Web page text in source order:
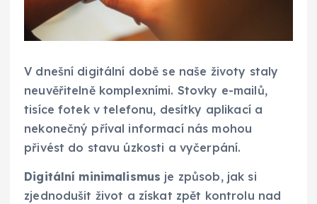
V dnešní digitální době se naše životy staly
neuvěřitelně komplexními. Stovky e-mailů,
tisíce fotek v telefonu, desítky aplikací a
nekonečný příval informací nás mohou
přivést do stavu úzkosti a vyčerpání.
Digitální minimalismus je způsob, jak si
zjednodušit život a získat zpět kontrolu nad